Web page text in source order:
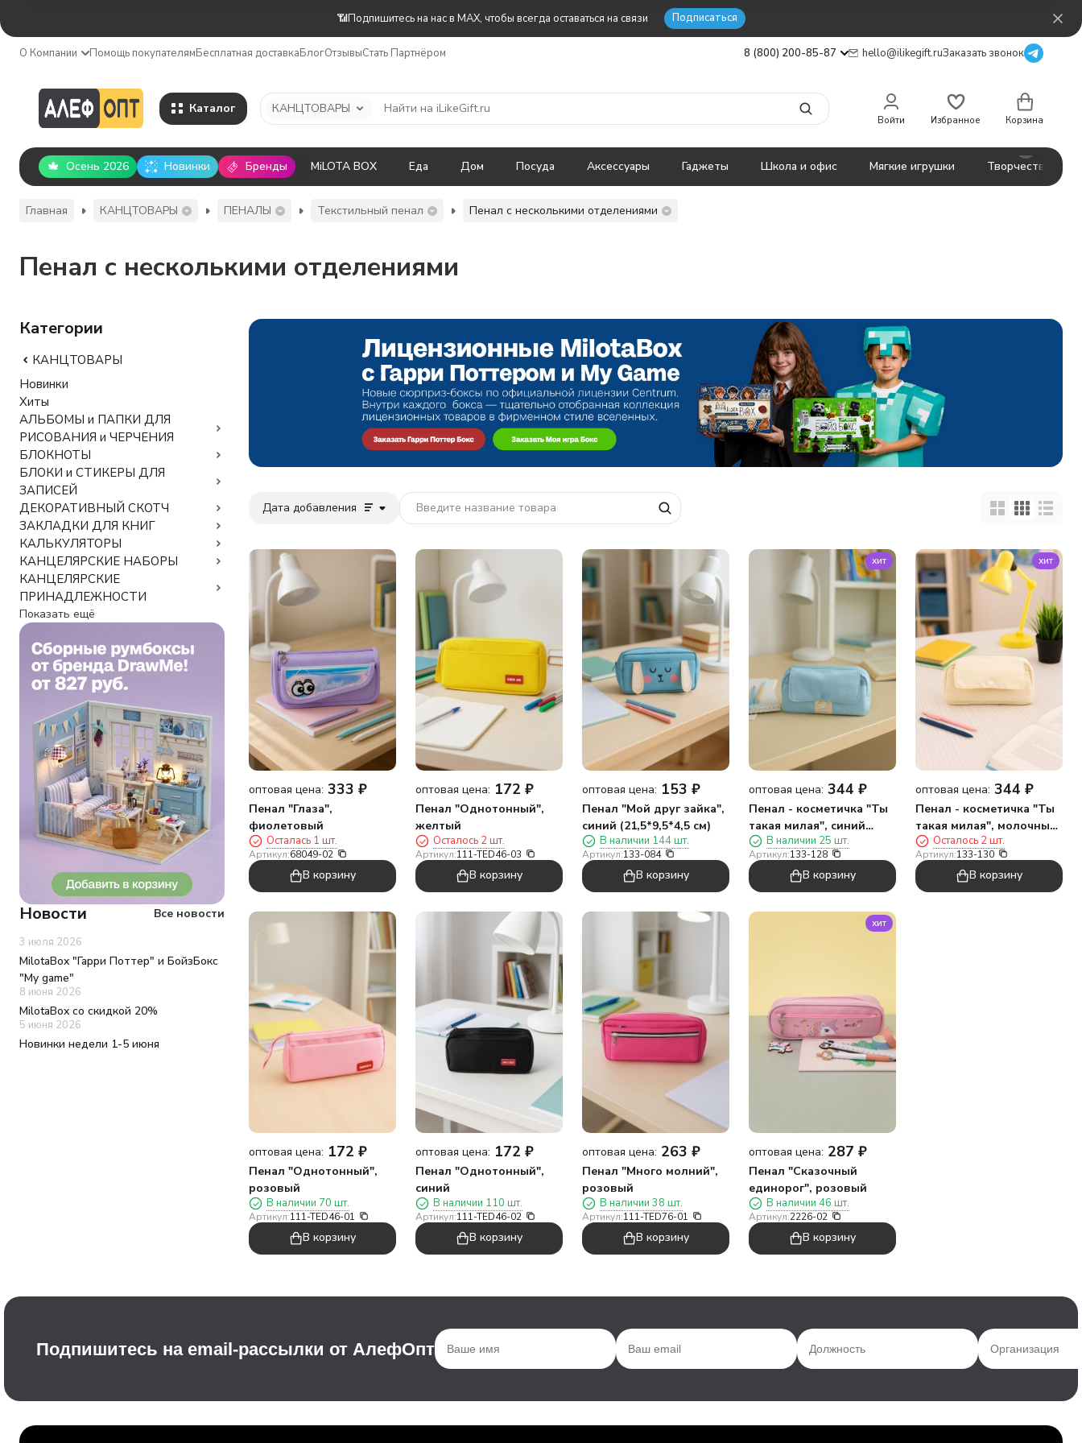
📶Подпишитесь на нас в MAX, чтобы всегда оставаться на связи Подписаться
О Компании Помощь покупателямБесплатная доставкаБлогОтзывыСтать Партнёром 8 (800) 200-85-87 hello@ilikegift.ruЗаказать звонок
Каталог КАНЦТОВАРЫ
Войти Избранное Корзина
Осень 2026 Новинки Бренды MiLOTA BOX Еда Дом Посуда Аксессуары Гаджеты Школа и офис Мягкие игрушки Творчество
Главная КАНЦТОВАРЫ ПЕНАЛЫ Текстильный пенал Пенал с несколькими отделениями
Пенал с несколькими отделениями
Дата добавления
оптовая цена: 333 ₽
Пенал "Глаза",
фиолетовый
Осталась 1 шт.
Артикул:68049-02
В корзину
оптовая цена: 172 ₽
Пенал "Однотонный",
желтый
Осталось 2 шт.
Артикул:111-TED46-03
В корзину
оптовая цена: 153 ₽
Пенал "Мой друг зайка",
синий (21,5*9,5*4,5 см)
В наличии 144 шт.
Артикул:133-084
В корзину
хит
оптовая цена: 344 ₽
Пенал - косметичка "Ты
такая милая", синий
(12*21*6,5 см)
В наличии 25 шт.
Артикул:133-128
В корзину
хит
оптовая цена: 344 ₽
Пенал - косметичка "Ты
такая милая", молочный
(12*21*6,5 см)
Осталось 2 шт.
Артикул:133-130
В корзину
оптовая цена: 172 ₽
Пенал "Однотонный",
розовый
В наличии 70 шт.
Артикул:111-TED46-01
В корзину
оптовая цена: 172 ₽
Пенал "Однотонный",
синий
В наличии 110 шт.
Артикул:111-TED46-02
В корзину
оптовая цена: 263 ₽
Пенал "Много молний",
розовый
В наличии 38 шт.
Артикул:111-TED76-01
В корзину
хит
оптовая цена: 287 ₽
Пенал "Сказочный
единорог", розовый
В наличии 46 шт.
Артикул:2226-02
В корзину
Категории
КАНЦТОВАРЫ
Новинки
Хиты
АЛЬБОМЫ и ПАПКИ ДЛЯ
РИСОВАНИЯ и ЧЕРЧЕНИЯ
БЛОКНОТЫ
БЛОКИ и СТИКЕРЫ ДЛЯ
ЗАПИСЕЙ
ДЕКОРАТИВНЫЙ СКОТЧ
ЗАКЛАДКИ ДЛЯ КНИГ
КАЛЬКУЛЯТОРЫ
КАНЦЕЛЯРСКИЕ НАБОРЫ
КАНЦЕЛЯРСКИЕ
ПРИНАДЛЕЖНОСТИ
Показать ещё
Новости Все новости
3 июля 2026
MilotaBox "Гарри Поттер" и БойзБокс
"My game"
8 июня 2026
MilotaBox со скидкой 20%
5 июня 2026
Новинки недели 1-5 июня
Подпишитесь на email-рассылки от АлефОпт